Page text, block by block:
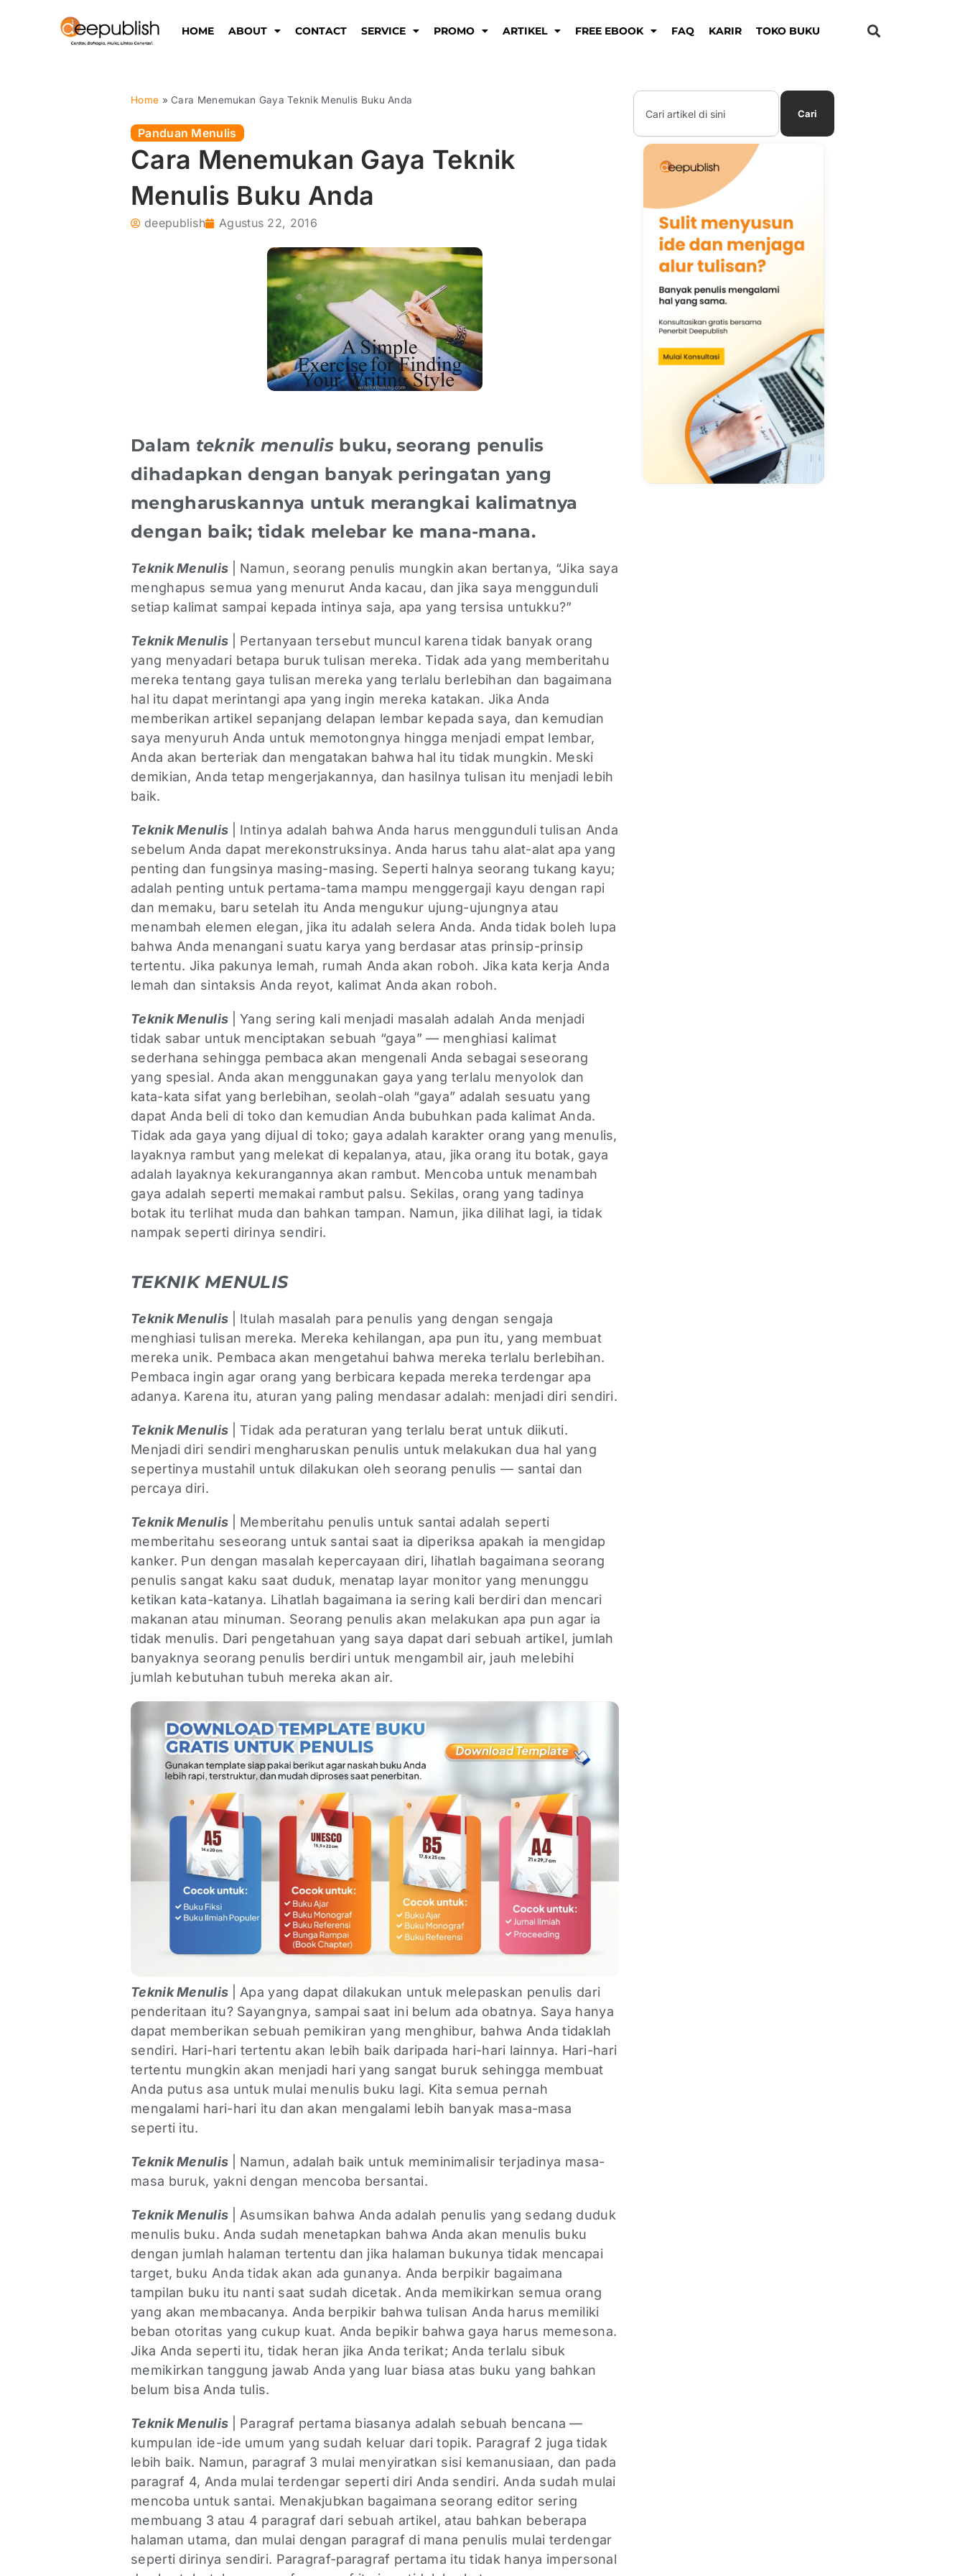
HOME ABOUT CONTACT SERVICE PROMO ARTIKEL FREE EBOOK FAQ KARIR TOKO BUKU
Home »Cara Menemukan Gaya Teknik Menulis Buku Anda
Panduan Menulis
Cara Menemukan Gaya Teknik
Menulis Buku Anda
deepublish Agustus 22, 2016
Dalam teknik menulis buku, seorang penulis
dihadapkan dengan banyak peringatan yang
mengharuskannya untuk merangkai kalimatnya
dengan baik; tidak melebar ke mana-mana.
Teknik Menulis
| Namun, seorang penulis mungkin akan bertanya, “Jika saya
menghapus semua yang menurut Anda kacau, dan jika saya menggunduli
setiap kalimat sampai kepada intinya saja, apa yang tersisa untukku?”
Teknik Menulis
| Pertanyaan tersebut muncul karena tidak banyak orang
yang menyadari betapa buruk tulisan mereka. Tidak ada yang memberitahu
mereka tentang gaya tulisan mereka yang terlalu berlebihan dan bagaimana
hal itu dapat merintangi apa yang ingin mereka katakan. Jika Anda
memberikan artikel sepanjang delapan lembar kepada saya, dan kemudian
saya menyuruh Anda untuk memotongnya hingga menjadi empat lembar,
Anda akan berteriak dan mengatakan bahwa hal itu tidak mungkin. Meski
demikian, Anda tetap mengerjakannya, dan hasilnya tulisan itu menjadi lebih
baik.
Teknik Menulis
| Intinya adalah bahwa Anda harus menggunduli tulisan Anda
sebelum Anda dapat merekonstruksinya. Anda harus tahu alat-alat apa yang
penting dan fungsinya masing-masing. Seperti halnya seorang tukang kayu;
adalah penting untuk pertama-tama mampu menggergaji kayu dengan rapi
dan memaku, baru setelah itu Anda mengukur ujung-ujungnya atau
menambah elemen elegan, jika itu adalah selera Anda. Anda tidak boleh lupa
bahwa Anda menangani suatu karya yang berdasar atas prinsip-prinsip
tertentu. Jika pakunya lemah, rumah Anda akan roboh. Jika kata kerja Anda
lemah dan sintaksis Anda reyot, kalimat Anda akan roboh.
Teknik Menulis
| Yang sering kali menjadi masalah adalah Anda menjadi
tidak sabar untuk menciptakan sebuah “gaya” — menghiasi kalimat
sederhana sehingga pembaca akan mengenali Anda sebagai seseorang
yang spesial. Anda akan menggunakan gaya yang terlalu menyolok dan
kata-kata sifat yang berlebihan, seolah-olah “gaya” adalah sesuatu yang
dapat Anda beli di toko dan kemudian Anda bubuhkan pada kalimat Anda.
Tidak ada gaya yang dijual di toko; gaya adalah karakter orang yang menulis,
layaknya rambut yang melekat di kepalanya, atau, jika orang itu botak, gaya
adalah layaknya kekurangannya akan rambut. Mencoba untuk menambah
gaya adalah seperti memakai rambut palsu. Sekilas, orang yang tadinya
botak itu terlihat muda dan bahkan tampan. Namun, jika dilihat lagi, ia tidak
nampak seperti dirinya sendiri.
TEKNIK MENULIS
Teknik Menulis
| Itulah masalah para penulis yang dengan sengaja
menghiasi tulisan mereka. Mereka kehilangan, apa pun itu, yang membuat
mereka unik. Pembaca akan mengetahui bahwa mereka terlalu berlebihan.
Pembaca ingin agar orang yang berbicara kepada mereka terdengar apa
adanya. Karena itu, aturan yang paling mendasar adalah: menjadi diri sendiri.
Teknik Menulis
| Tidak ada peraturan yang terlalu berat untuk diikuti.
Menjadi diri sendiri mengharuskan penulis untuk melakukan dua hal yang
sepertinya mustahil untuk dilakukan oleh seorang penulis — santai dan
percaya diri.
Teknik Menulis
| Memberitahu penulis untuk santai adalah seperti
memberitahu seseorang untuk santai saat ia diperiksa apakah ia mengidap
kanker. Pun dengan masalah kepercayaan diri, lihatlah bagaimana seorang
penulis sangat kaku saat duduk, menatap layar monitor yang menunggu
ketikan kata-katanya. Lihatlah bagaimana ia sering kali berdiri dan mencari
makanan atau minuman. Seorang penulis akan melakukan apa pun agar ia
tidak menulis. Dari pengetahuan yang saya dapat dari sebuah artikel, jumlah
banyaknya seorang penulis berdiri untuk mengambil air, jauh melebihi
jumlah kebutuhan tubuh mereka akan air.
Teknik Menulis
| Apa yang dapat dilakukan untuk melepaskan penulis dari
penderitaan itu? Sayangnya, sampai saat ini belum ada obatnya. Saya hanya
dapat memberikan sebuah pemikiran yang menghibur, bahwa Anda tidaklah
sendiri. Hari-hari tertentu akan lebih baik daripada hari-hari lainnya. Hari-hari
tertentu mungkin akan menjadi hari yang sangat buruk sehingga membuat
Anda putus asa untuk mulai menulis buku lagi. Kita semua pernah
mengalami hari-hari itu dan akan mengalami lebih banyak masa-masa
seperti itu.
Teknik Menulis
| Namun, adalah baik untuk meminimalisir terjadinya masa-
masa buruk, yakni dengan mencoba bersantai.
Teknik Menulis
| Asumsikan bahwa Anda adalah penulis yang sedang duduk
menulis buku. Anda sudah menetapkan bahwa Anda akan menulis buku
dengan jumlah halaman tertentu dan jika halaman bukunya tidak mencapai
target, buku Anda tidak akan ada gunanya. Anda berpikir bagaimana
tampilan buku itu nanti saat sudah dicetak. Anda memikirkan semua orang
yang akan membacanya. Anda berpikir bahwa tulisan Anda harus memiliki
beban otoritas yang cukup kuat. Anda bepikir bahwa gaya harus memesona.
Jika Anda seperti itu, tidak heran jika Anda terikat; Anda terlalu sibuk
memikirkan tanggung jawab Anda yang luar biasa atas buku yang bahkan
belum bisa Anda tulis.
Teknik Menulis
| Paragraf pertama biasanya adalah sebuah bencana —
kumpulan ide-ide umum yang sudah keluar dari topik. Paragraf 2 juga tidak
lebih baik. Namun, paragraf 3 mulai menyiratkan sisi kemanusiaan, dan pada
paragraf 4, Anda mulai terdengar seperti diri Anda sendiri. Anda sudah mulai
mencoba untuk santai. Menakjubkan bagaimana seorang editor sering
membuang 3 atau 4 paragraf dari sebuah artikel, atau bahkan beberapa
halaman utama, dan mulai dengan paragraf di mana penulis mulai terdengar
seperti dirinya sendiri. Paragraf-paragraf pertama itu tidak hanya impersonal
Search
Cari